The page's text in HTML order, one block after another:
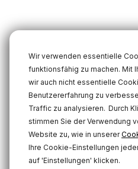
Wir verwenden essentielle
funktionsfähig zu machen. Mit
wir auch nicht essentielle
Benutzererfahrung zu
Traffic zu analysieren. Durch
stimmen Sie der Verwendung
Website zu, wie in unserer
Ihre Cookie-Einstellungen
auf 'Einstellungen' klicken.